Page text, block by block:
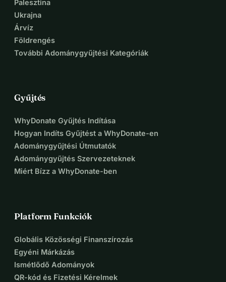
Palesztina
Ukrajna
Árvíz
Földrengés
További Adománygyűjtési Kategóriák
Gyűjtés
WhyDonate Gyűjtés Indítása
Hogyan Indíts Gyűjtést a WhyDonate-en
Adománygyűjtési Útmutatók
Adománygyűjtés Szervezeteknek
Miért Bízz a WhyDonate-ben
Platform Funkciók
Globális Közösségi Finanszírozás
Egyéni Márkázás
Ismétlődő Adományok
QR-kód és Fizetési Kérelmek